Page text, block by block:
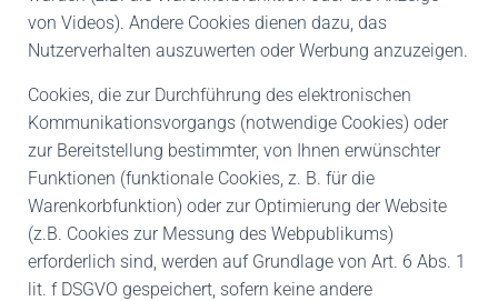
von Videos). Andere Cookies dienen dazu, das
Nutzerverhalten auszuwerten oder Werbung anzuzeigen.
Cookies, die zur Durchführung des elektronischen
Kommunikationsvorgangs (notwendige Cookies) oder
zur Bereitstellung bestimmter, von Ihnen erwünschter
Funktionen (funktionale Cookies, z. B. für die
Warenkorbfunktion) oder zur Optimierung der Website
(z.B. Cookies zur Messung des Webpublikums)
erforderlich sind, werden auf Grundlage von Art. 6 Abs. 1
lit. f DSGVO gespeichert, sofern keine andere